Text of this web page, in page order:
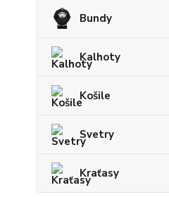
Bundy
Kalhoty
Košile
Svetry
Kraťasy